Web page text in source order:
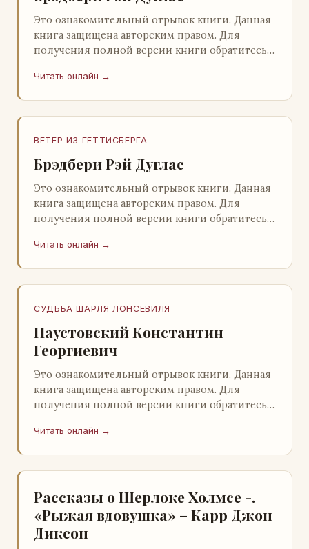
Это ознакомительный отрывок книги. Данная
книга защищена авторским правом. Для
получения полной версии книги обратитесь к
легального ко…
Читать онлайн →
ВЕТЕР ИЗ ГЕТТИСБЕРГА
Брэдбери Рэй Дуглас
Это ознакомительный отрывок книги. Данная
книга защищена авторским правом. Для
получения полной версии книги обратитесь к
легального ко…
Читать онлайн →
СУДЬБА ШАРЛЯ ЛОНСЕВИЛЯ
Паустовский Константин
Георгиевич
Это ознакомительный отрывок книги. Данная
книга защищена авторским правом. Для
получения полной версии книги обратитесь к
легального ко…
Читать онлайн →
Рассказы о Шерлоке Холмсе -.
«Рыжая вдовушка» – Карр Джон
Диксон